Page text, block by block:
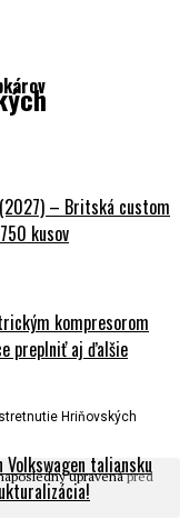
– Britská custom
kusov
kompresorom
preplniť aj ďalšie
Volkswagen taliansku
Hriňovských
upravenápred